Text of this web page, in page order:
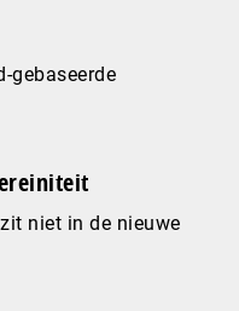
gebaseerde
niet in de nieuwe